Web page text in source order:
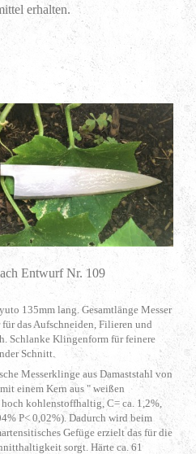
erhalten.
Entwurf Nr. 109
135mm lang. Gesamtlänge Messer
das Aufschneiden, Filieren und
Schlanke Klingenform für feinere
Schnitt.
Messerklinge aus Damaststahl von
einem Kern aus " weißen
kohlenstoffhaltig, C= ca. 1,2%,
P< 0,02%). Dadurch wird beim
Gefüge erzielt das für die
sorgt. Härte ca. 61